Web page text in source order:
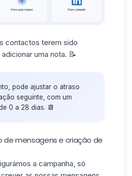
contactos terem sido
uma nota. 📝
pode ajustar o atraso
seguinte, com um
0 a 28 dias. 📆
de mensagens e criação de
a campanha, só